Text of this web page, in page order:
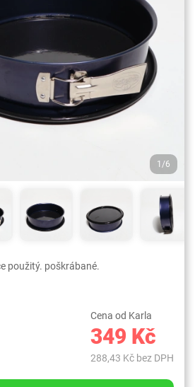
1/6
použitý. poškrábané.
Cena od Karla
349 Kč
288,43 Kč bez DPH